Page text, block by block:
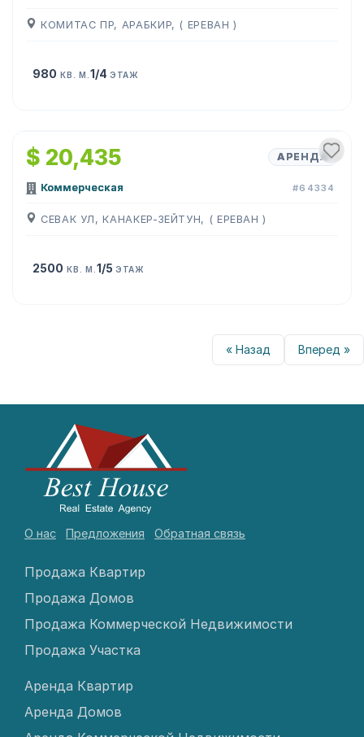
КОМИТАС ПР, АРАБКИР, ( ЕРЕВАН )
980 КВ. М. 1/4 ЭТАЖ
$ 20,435 АРЕНДА
Коммерческая #64334
СЕВАК УЛ, КАНАКЕР-ЗЕЙТУН, ( ЕРЕВАН )
2500 КВ. М. 1/5 ЭТАЖ
« Назад Вперед »
О нас Предложения Обратная связь
Продажа Квартир
Продажа Домов
Продажа Коммерческой Недвижимости
Продажа Участка
Аренда Квартир
Аренда Домов